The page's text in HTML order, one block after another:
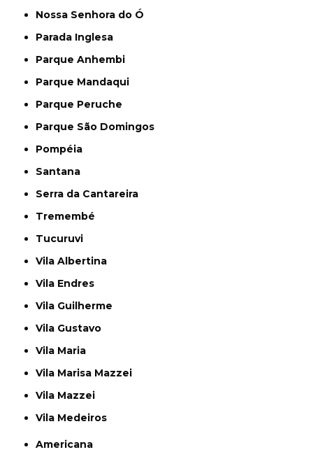
Nossa Senhora do Ó
Parada Inglesa
Parque Anhembi
Parque Mandaqui
Parque Peruche
Parque São Domingos
Pompéia
Santana
Serra da Cantareira
Tremembé
Tucuruvi
Vila Albertina
Vila Endres
Vila Guilherme
Vila Gustavo
Vila Maria
Vila Marisa Mazzei
Vila Mazzei
Vila Medeiros
Americana